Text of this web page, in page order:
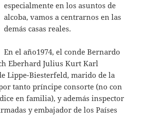
especialmente en los asuntos de
alcoba, vamos a centrarnos en las
demás casas reales.
En el año1974, el conde Bernardo
Eberhard Julius Kurt Karl
Lippe-Biesterfeld, marido de la
tanto príncipe consorte (no con
en familia), y además inspector
y embajador de los Países